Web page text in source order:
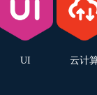
UI 云计